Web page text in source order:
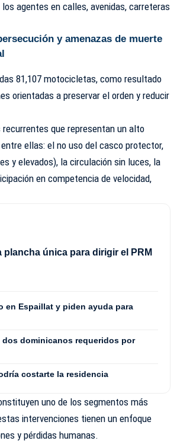
agentes en calles, avenidas, carreteras
y amenazas de muerte
81,107 motocicletas, como resultado
orientadas a preservar el orden y reducir
que representan un alto
ellas: el no uso del casco protector,
y elevados), la circulación sin luces, la
en competencia de velocidad,
plancha única para dirigir el PRM
en Espaillat y piden ayuda para
dominicanos requeridos por
costarte la residencia
uno de los segmentos más
intervenciones tienen un enfoque
y pérdidas humanas.